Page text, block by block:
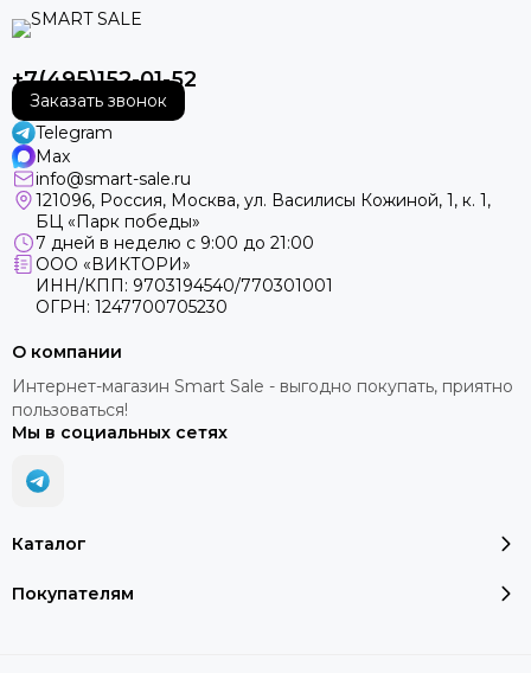
+7(495)152-01-52
Заказать звонок
Telegram
Max
info@smart-sale.ru
121096, Россия, Москва, ул. Василисы Кожиной, 1, к. 1,
БЦ «Парк победы»
7 дней в неделю с 9:00 до 21:00
ООО «ВИКТОРИ»
ИНН/КПП: 9703194540/770301001
ОГРН: 1247700705230
Каталог
Покупателям
О компании
Интернет-магазин Smart Sale - выгодно покупать, приятно
пользоваться!
Мы в социальных сетях